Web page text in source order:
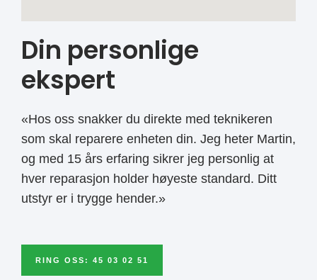
Din personlige
ekspert
«Hos oss snakker du direkte med teknikeren
som skal reparere enheten din. Jeg heter Martin,
og med 15 års erfaring sikrer jeg personlig at
hver reparasjon holder høyeste standard. Ditt
utstyr er i trygge hender.»
RING OSS: 45 03 02 51